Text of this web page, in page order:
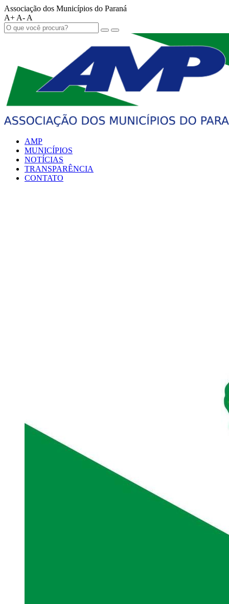
Associação dos Municípios do Paraná
A+ A- A
AMP
MUNICÍPIOS
NOTÍCIAS
TRANSPARÊNCIA
CONTATO